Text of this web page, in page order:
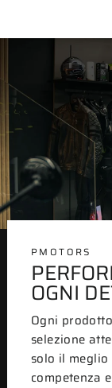
PMOTORS
OGNI
Ogni
selezione
solo il meglio
competenza